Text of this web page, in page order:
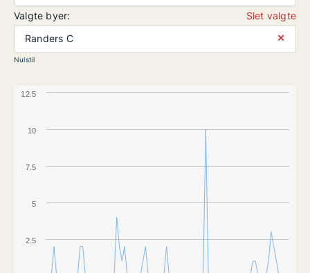
Valgte byer:
Slet valgte
Randers C
⨯
Nulstil
10
2.5
5
7.5
12.5